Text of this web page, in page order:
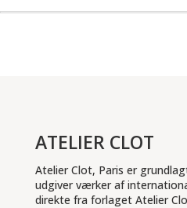
antal
ATELIER CLOT
Atelier Clot, Paris er
udgiver værker af
direkte fra forlaget Atelier